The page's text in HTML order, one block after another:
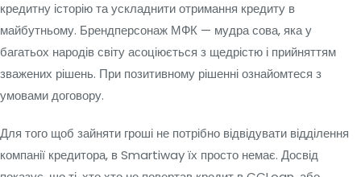
кредитну історію та ускладнити отримання кредиту в
майбутньому. Брендперсонаж МФК — мудра сова, яка у
багатьох народів світу асоціюється з щедрістю і прийняттям
зважених рішень. При позитивному рішенні ознайомтеся з
умовами договору.
Для того щоб зайняти гроші не потрібно відвідувати відділення
компанії кредитора, в Smartiway їх просто немає. Досвід